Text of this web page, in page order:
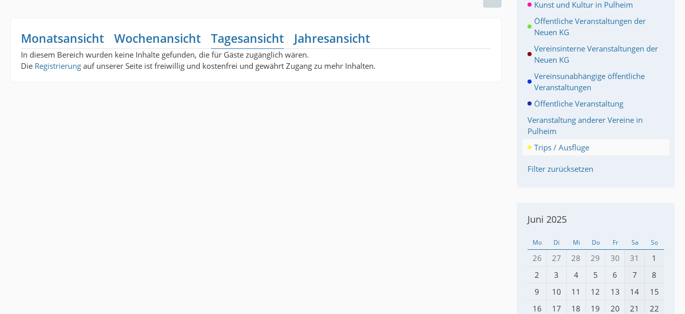
Monatsansicht Wochenansicht Tagesansicht Jahresansicht
In diesem Bereich wurden keine Inhalte gefunden, die für Gäste zugänglich wären.
Die Registrierung auf unserer Seite ist freiwillig und kostenfrei und gewährt Zugang zu mehr Inhalten.
Kunst und Kultur in Pulheim
Öffentliche Veranstaltungen der
Neuen KG
Vereinsinterne Veranstaltungen der
Neuen KG
Vereinsunabhängige öffentliche
Veranstaltungen
Öffentliche Veranstaltung
Veranstaltung anderer Vereine in
Pulheim
Trips / Ausflüge
Filter zurücksetzen
Juni 2025
Mo Di Mi Do Fr Sa So
26 27 28 29 30 31
1
2
3 4 5 6 7
8
9
10 11 12 13 14
15
16
17 18 19 20 21
22